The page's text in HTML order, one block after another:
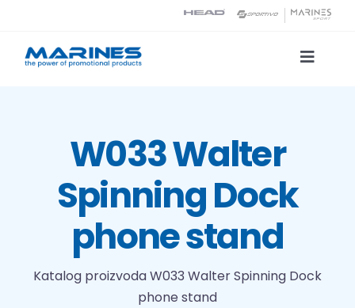
content
Toggle
Tehnologije tiska
O nama
W033 Walter
Spinning Dock
phone stand
Katalog proizvodaW033 Walter Spinning Dock
phone stand